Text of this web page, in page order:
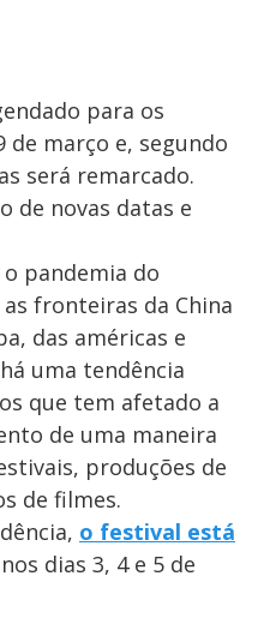
para os
de março e, segundo
será remarcado.
de novas datas e
pandemia do
fronteiras da China
das américas e
uma tendência
que tem afetado a
de uma maneira
produções de
de filmes.
o festival está
dias 3, 4 e 5 de